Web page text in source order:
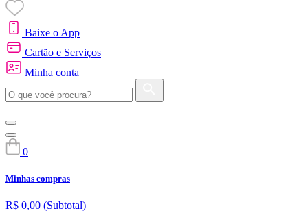
Baixe o App
Cartão e Serviços
Minha conta
0
Minhas compras
R$ 0,00 (Subtotal)